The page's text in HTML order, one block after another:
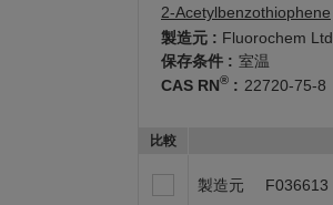
2-Acetylbenzothiophene
製造元 : Fluorochem Ltd.
保存条件 : 室温
CAS RN® : 22720-75-8
比較
製造元 F036613